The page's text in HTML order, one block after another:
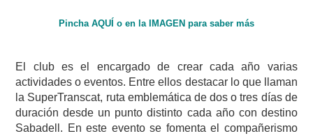
Pincha AQUÍ o en la IMAGEN para saber más
El club es el encargado de crear cada año varias
actividades o eventos. Entre ellos destacar lo que llaman
la SuperTranscat, ruta emblemática de dos o tres días de
duración desde un punto distinto cada año con destino
Sabadell. En este evento se fomenta el compañerismo